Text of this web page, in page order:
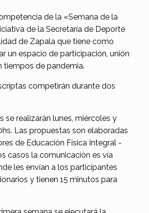
de la «Semana de la
de la Secretaría de Deporte
de Zapala que tiene como
un espacio de participación, unión
tiempos de pandemia.
competirán durante dos
se realizarán lunes, miércoles y
Las propuestas son elaboradas
de Educación Física Integral -
casos la comunicación es vía
les envían a los participantes
y tienen 15 minutos para